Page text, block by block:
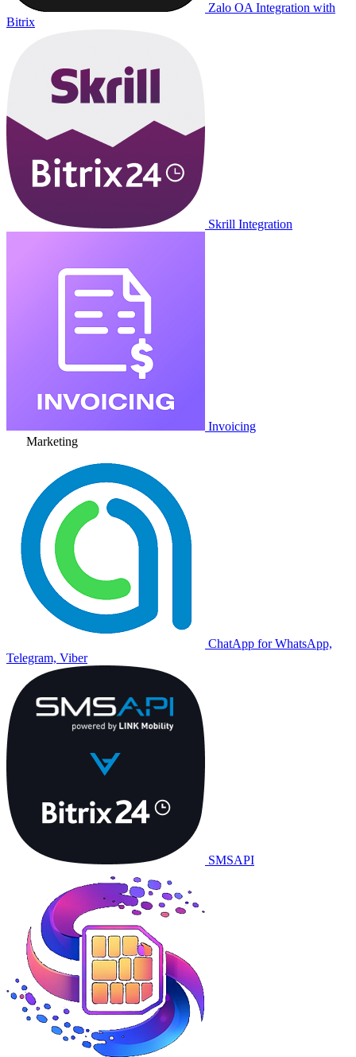
Zalo OA Integration with
Bitrix
Skrill Integration
Invoicing
Marketing
ChatApp for WhatsApp,
Telegram, Viber
SMSAPI